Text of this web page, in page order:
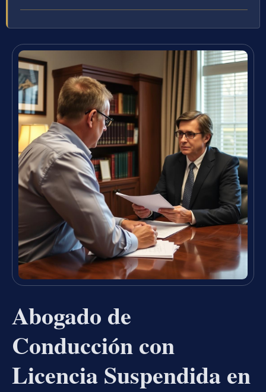
Abogado de
Conducción con
Licencia Suspendida en